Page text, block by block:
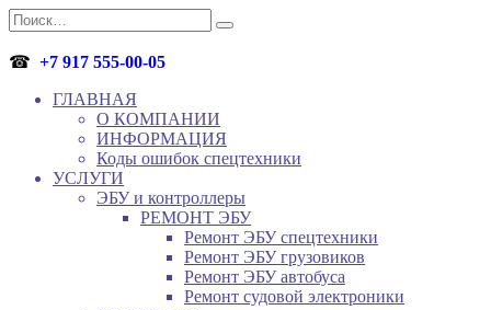
Перейти
к
содержанию
Search
for:
☎ +7 917 555-00-05
ГЛАВНАЯ
О КОМПАНИИ
ИНФОРМАЦИЯ
Коды ошибок спецтехники
УСЛУГИ
ЭБУ и контроллеры
РЕМОНТ ЭБУ
Ремонт ЭБУ спецтехники
Ремонт ЭБУ грузовиков
Ремонт ЭБУ автобуса
Ремонт судовой электроники